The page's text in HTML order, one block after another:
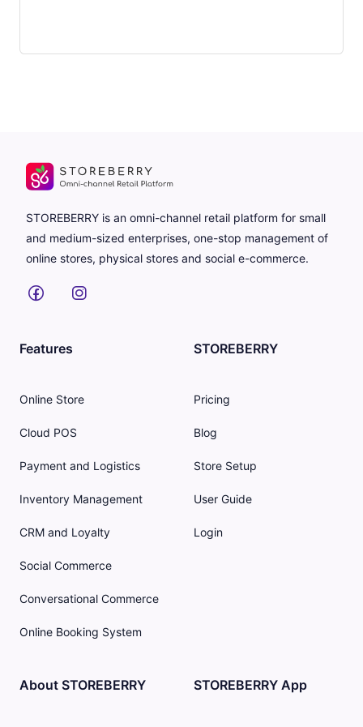
STOREBERRY is an omni-channel retail platform for small
and medium-sized enterprises, one-stop management of
online stores, physical stores and social e-commerce.
Features
Online Store
Cloud POS
Payment and Logistics
Inventory Management
CRM and Loyalty
Social Commerce
Conversational Commerce
Online Booking System
STOREBERRY
Pricing
Blog
Store Setup
User Guide
Login
About STOREBERRY STOREBERRY App